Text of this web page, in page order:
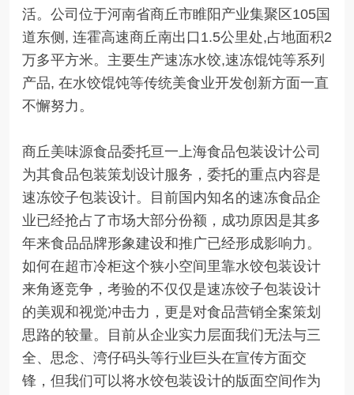
活。公司位于河南省商丘市睢阳产业集聚区105国
道东侧, 连霍高速商丘南出口1.5公里处,占地面积2
万多平方米。主要生产速冻水饺,速冻馄饨等系列
产品, 在水饺馄饨等传统美食业开发创新方面一直
不懈努力。
商丘美味源食品委托亘一上海食品包装设计公司
为其食品包装策划设计服务，委托的重点内容是
速冻饺子包装设计。目前国内知名的速冻食品企
业已经抢占了市场大部分份额，成功原因是其多
年来食品品牌形象建设和推广已经形成影响力。
如何在超市冷柜这个狭小空间里靠水饺包装设计
来角逐竞争，考验的不仅仅是速冻饺子包装设计
的美观和视觉冲击力，更是对食品营销全案策划
思路的较量。目前从企业实力层面我们无法与三
全、思念、湾仔码头等行业巨头在宣传方面交
锋，但我们可以将水饺包装设计的版面空间作为